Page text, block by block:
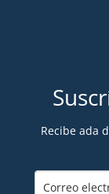
Recibe ada